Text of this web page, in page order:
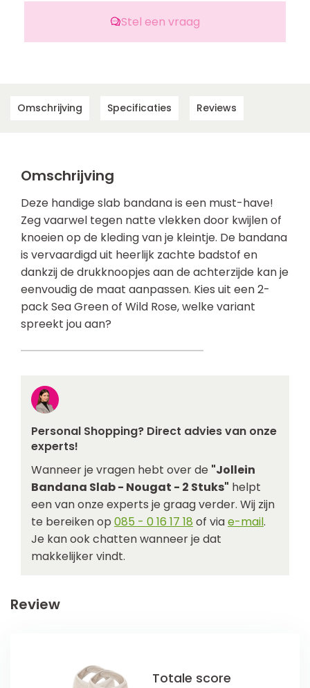
Stel een vraag
Omschrijving Specificaties Reviews
Omschrijving
Deze handige slab bandana is een must-have!
Zeg vaarwel tegen natte vlekken door kwijlen of
knoeien op de kleding van je kleintje. De bandana
is vervaardigd uit heerlijk zachte badstof en
dankzij de drukknoopjes aan de achterzijde kan je
eenvoudig de maat aanpassen. Kies uit een 2-
pack Sea Green of Wild Rose, welke variant
spreekt jou aan?
Personal Shopping? Direct advies van onze
experts!
Wanneer je vragen hebt over de "Jollein
Bandana Slab - Nougat - 2 Stuks" helpt
een van onze experts je graag verder. Wij zijn
te bereiken op 085 - 0 16 17 18 of viae-mail.
Je kan ook chatten wanneer je dat
makkelijker vindt.
Review
Totale score